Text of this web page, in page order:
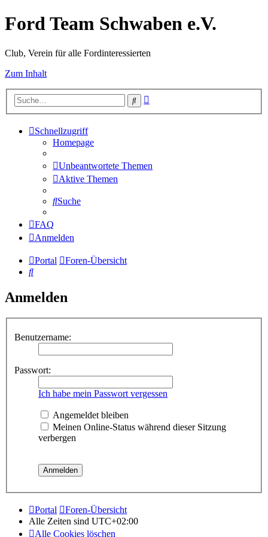
Ford Team Schwaben e.V.
Club, Verein für alle Fordinteressierten
Zum Inhalt
Suche
Schnellzugriff
Homepage
Unbeantwortete Themen
Aktive Themen
Suche
FAQ
Anmelden
Portal
Foren-Übersicht
Suche
Anmelden
Benutzername:
Passwort:
Ich habe mein Passwort vergessen
Angemeldet bleiben
Meinen Online-Status während dieser Sitzung
verbergen
Portal
Foren-Übersicht
Alle Zeiten sind UTC+02:00
Alle Cookies löschen